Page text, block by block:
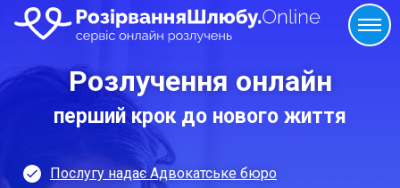
Розлучення онлайн
перший крок до нового життя
Послугу надає Адвокатське бюро